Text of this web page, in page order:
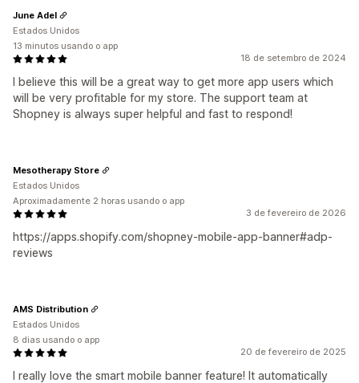
18 de setembro de 2024
I believe this will be a great way to get more app users which
will be very profitable for my store. The support team at
Shopney is always super helpful and fast to respond!
June Adel
Estados Unidos
13 minutos usando o app
3 de fevereiro de 2026
https://apps.shopify.com/shopney-mobile-app-banner#adp-
reviews
Mesotherapy Store
Estados Unidos
Aproximadamente 2 horas usando o app
20 de fevereiro de 2025
I really love the smart mobile banner feature! It automatically
AMS Distribution
Estados Unidos
8 dias usando o app